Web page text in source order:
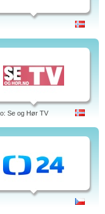
Se og Hør TV